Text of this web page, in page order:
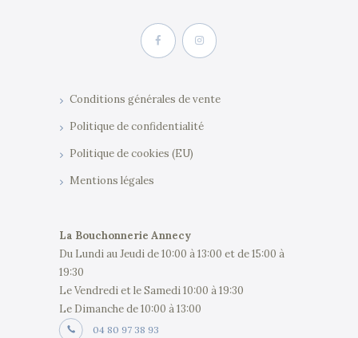
Conditions générales de vente
Politique de confidentialité
Politique de cookies (EU)
Mentions légales
La Bouchonnerie Annecy
Du Lundi au Jeudi de 10:00 à 13:00 et de 15:00 à
19:30
Le Vendredi et le Samedi 10:00 à 19:30
Le Dimanche de 10:00 à 13:00
04 80 97 38 93